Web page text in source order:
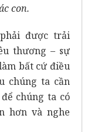
con.
được trải
thương – sự
bất cứ điều
chúng ta cần
chúng ta có
hơn và nghe